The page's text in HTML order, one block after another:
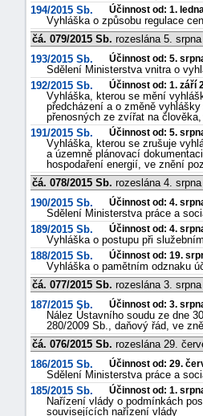
194/2015 Sb.
Účinnost od: 1.
Vyhláška o způsobu regulace
čá. 079/2015 Sb. rozeslána 5.
193/2015 Sb.
Účinnost od: 5.
Sdělení Ministerstva vnitra o
192/2015 Sb.
Účinnost od: 1. září
Vyhláška, kterou se mění
předcházení a o změně
přenosných ze zvířat na
191/2015 Sb.
Účinnost od: 5.
Vyhláška, kterou se zrušuje
a územně plánovací
hospodaření energií, ve znění
čá. 078/2015 Sb. rozeslána 4.
190/2015 Sb.
Účinnost od: 4.
Sdělení Ministerstva práce a
189/2015 Sb.
Účinnost od: 4.
Vyhláška o postupu při
188/2015 Sb.
Účinnost od: 19.
Vyhláška o pamětním odznaku
čá. 077/2015 Sb. rozeslána 3.
187/2015 Sb.
Účinnost od: 3.
Nález Ústavního soudu ze dne
280/2009 Sb., daňový řád, ve
čá. 076/2015 Sb. rozeslána 29.
186/2015 Sb.
Účinnost od: 29.
Sdělení Ministerstva práce a
185/2015 Sb.
Účinnost od: 1.
Nařízení vlády o podmínkách
souvisejících nařízení vlády